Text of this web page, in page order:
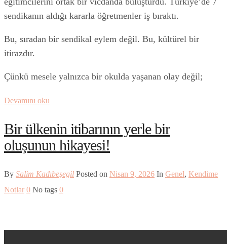
sendikanın aldığı kararla öğretmenler iş bıraktı.
Bu, sıradan bir sendikal eylem değil. Bu, kültürel bir
itirazdır.
Çünkü mesele yalnızca bir okulda yaşanan olay değil;
Devamını oku
Bir ülkenin itibarının yerle bir
oluşunun hikayesi!
By Salim Kadıbeşegil Posted on Nisan 9, 2026 In Genel, Kendime
Notlar 0 No tags 0